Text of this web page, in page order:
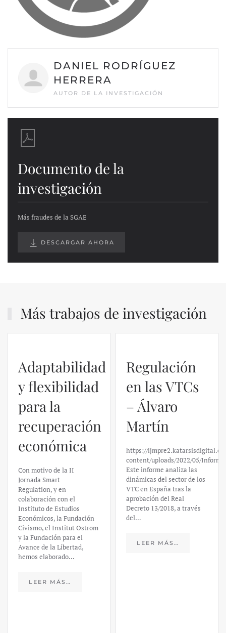
DANIEL RODRÍGUEZ
HERRERA
AUTOR DE LA INVESTIGACIÓN
Documento de la
investigación
Más fraudes de la SGAE
DESCARGAR AHORA
Más trabajos de investigación
Adaptabilidad
y flexibilidad
para la
recuperación
económica
Con motivo de la II
Jornada Smart
Regulation, y en
colaboración con el
Instituto de Estudios
Económicos, la Fundación
Civismo, el Institut Ostrom
y la Fundación para el
Avance de la Libertad,
hemos elaborado…
LEER MÁS…
Regulación
en las VTCs
– Álvaro
Martín
https://
content/uploads/2022/05/
Este informe analiza las
dinámicas del sector de los
VTC en España tras la
aprobación del Real
Decreto 13/2018, a través
del…
LEER MÁS…